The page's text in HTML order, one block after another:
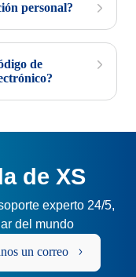
personal?
de
de XS
experto 24/5,
del mundo
un correo